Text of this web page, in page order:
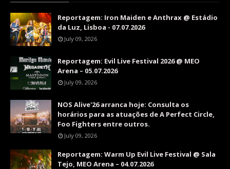
Reportagem: Iron Maiden e Anthrax @ Estádio
da Luz, Lisboa - 07.07.2026
July 09, 2026
Reportagem: Evil Live Festival 2026 @ MEO
Arena – 05.07.2026
July 09, 2026
NOS Alive'26 arranca hoje: Consulta os
horários para as atuações de A Perfect Circle,
Foo Fighters entre outros.
July 09, 2026
Reportagem: Warm Up Evil Live Festival @ Sala
Tejo, MEO Arena – 04.07.2026